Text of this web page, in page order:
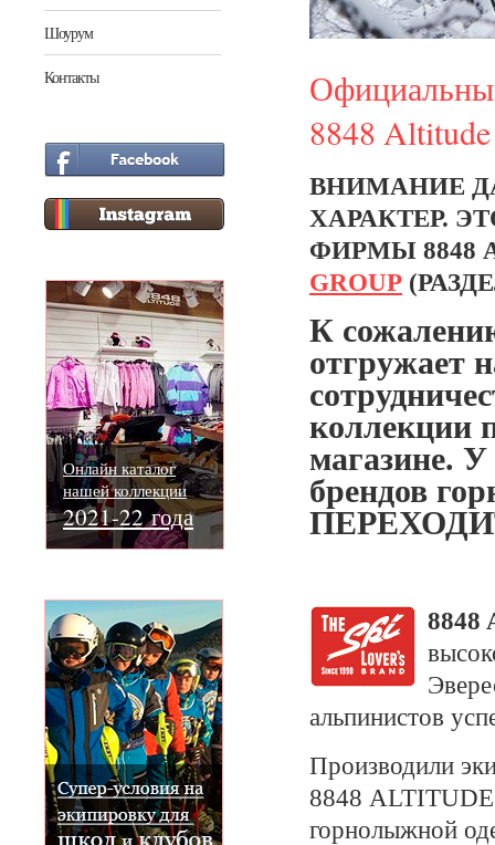
Шоурум
Контакты
Онлайн каталог
нашей коллекции
2021-22 года
8848
ВНИМАНИЕ
ХАРАКТЕР.
ФИРМЫ 8848
GROUP
К
отгружает
коллекции
магазине. У
брендов
8848
альпинистов
Производили
8848 ALTITUDE.
горнолыжной